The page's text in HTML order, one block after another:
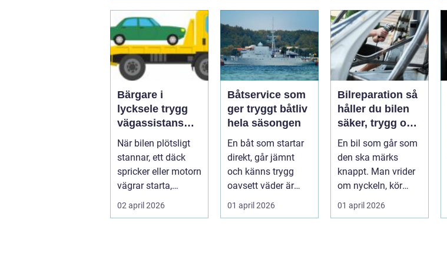
Bärgare i
lycksele trygg
vägassistans
när något
händer på vägen
När bilen plötsligt
stannar, ett däck
spricker eller motorn
vägrar starta,
hamnar många i
samma läge...
02 april 2026
Båtservice som
ger tryggt båtliv
hela säsongen
En båt som startar
direkt, går jämnt
och känns trygg
oavsett väder är
sällan en slump.
Bakom varje p...
01 april 2026
Bilreparation så
håller du bilen
säker, trygg och
ekonomisk
En bil som går som
den ska märks
knappt. Man vrider
om nyckeln, kör
iväg och tänker inte
mer på det....
01 april 2026